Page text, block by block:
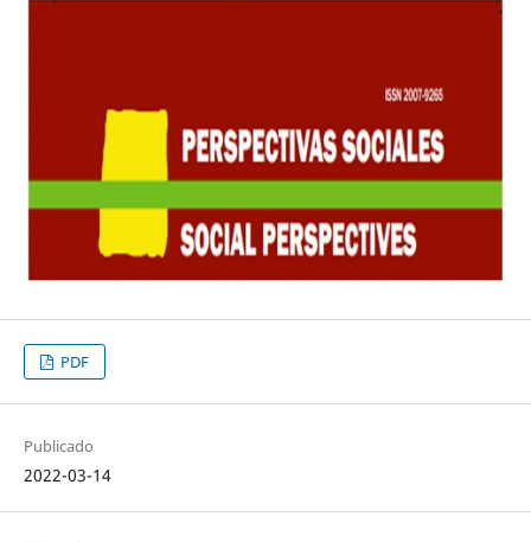
PDF
Publicado
2022-03-14